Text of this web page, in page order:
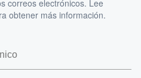
correos electrónicos. Lee
obtener más información.